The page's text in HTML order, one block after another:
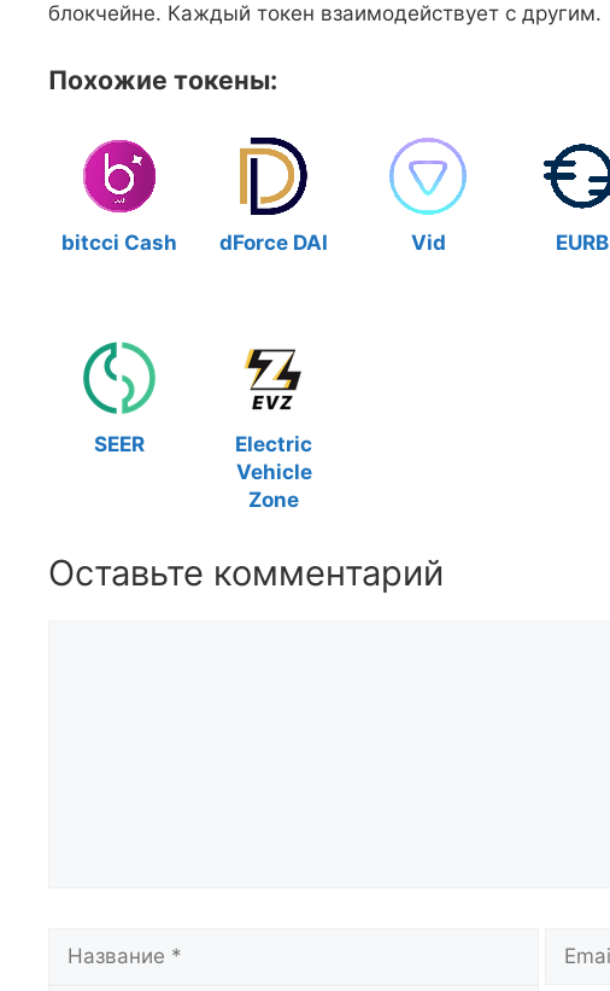
блокчейне. Каждый токен взаимодействует с другим.
Похожие токены:
bitcci Cash dForce DAI Vid EURB
SEER
Electric
Vehicle
Zone
Оставьте комментарий